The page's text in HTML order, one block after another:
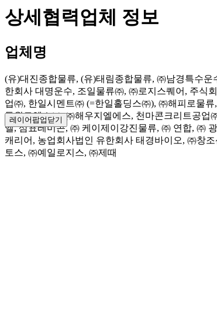
상세협력업체 정보
업체명
(유)대진종합물류, (유)태림종합물류, ㈜남경특수
한회사 대명운수, 조일물류㈜, ㈜로지스퀘어, 주식
업㈜, 한일시멘트㈜ (=한일홀딩스㈜), ㈜해피로물
동원로엑스㈜, ㈜해우지엘에스, 천마콘크리트공업
엘, 삼표레미콘, ㈜ 케이제이강진물류, ㈜ 연합, ㈜
캐리어, 농업회사법인 유한회사 태경바이오, ㈜창
토스, ㈜예일로지스, ㈜제때
레이어팝업닫기